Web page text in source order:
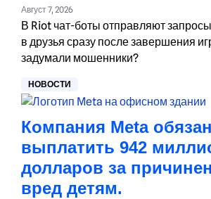
Август 7, 2026
В Riot чат-боты отправляют
в друзья сразу после завершения
задумали мошенники?
НОВОСТИ
Компания Meta
выплатить 942
долларов за
вред детям.